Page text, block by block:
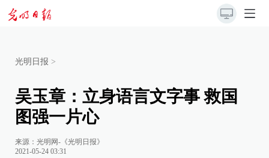
光明日报 >
吴玉章：立身语言文字事 救国
图强一片心
来源： 光明网-《光明日报》
2021-05-24 03:31